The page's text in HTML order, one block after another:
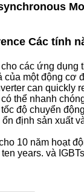
Các tính
các ứng dụng
một động cơ
can quickly
thể nhanh
độ chuyển
định sản xuất
10 năm hoạt
years. và